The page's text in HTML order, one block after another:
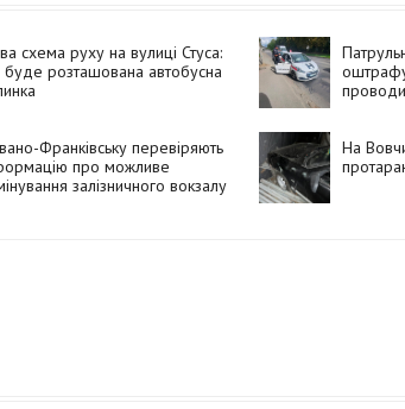
схема руху на вулиці Стуса:
розташована автобусна
Франківську перевіряють
про можливе
залізничного вокзалу
На